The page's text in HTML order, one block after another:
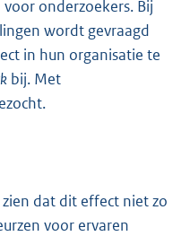
onderzoekers. Bij
wordt gevraagd
in hun organisatie te
bij. Met
dat dit effect niet zo
voor ervaren